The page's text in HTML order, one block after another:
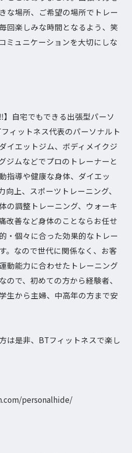
な場所、ご希望の場所でトレー
回楽しみな時間となるよう、笑
ミュニケーションを大切にしな
自宅でもできる出張型パーソ
ィットネス代表のパーソナルト
イエットジム、ボディメイクジ
ジムなどでプロのトレーナーと
指導や健康な身体、ダイエッ
向上、スポーツトレーニング、
の調整トレーニング、ウォーキ
改善など身体のことならお任せ
・個々に合った効果的なトレー
。なので世代に関係なく、お客
動能力に合わせたトレーニング
ので、初めての方から経験者、
生から主婦、中高年の方まで安
は是非、BTフィットネスで楽し
personalhide/